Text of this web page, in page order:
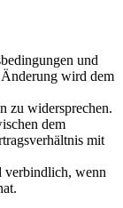
und
wird dem
zu widersprechen.
dem
mit
verbindlich, wenn